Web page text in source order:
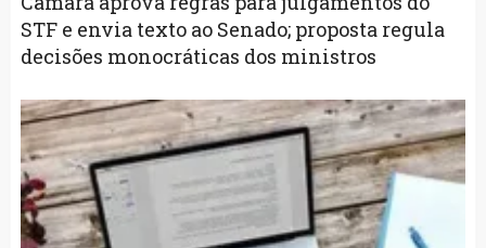
STF e envia texto ao Senado; proposta regula
decisões monocráticas dos ministros